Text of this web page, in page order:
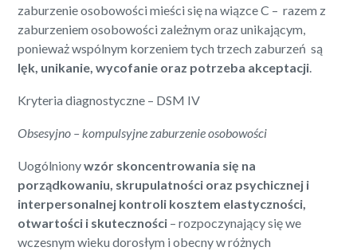
zaburzenie osobowości mieści się na wiązce C – razem z
zaburzeniem osobowości zależnym oraz unikającym,
ponieważ wspólnym korzeniem tych trzech zaburzeń są
lęk, unikanie, wycofanie oraz potrzeba akceptacji.
Kryteria diagnostyczne – DSM IV
Obsesyjno – kompulsyjne zaburzenie osobowości
Uogólnionywzór skoncentrowania się na
porządkowaniu, skrupulatności oraz psychicznej i
interpersonalnej kontroli kosztem elastyczności,
otwartości i skuteczności – rozpoczynający się we
wczesnym wieku dorosłym i obecny w różnych